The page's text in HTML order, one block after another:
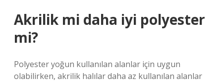
Akrilik mi daha iyi polyester
mi?
Polyester yoğun kullanılan alanlar için uygun
olabilirken, akrilik halılar daha az kullanılan alanlar